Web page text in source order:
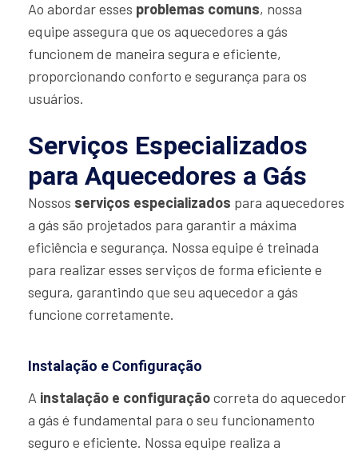
Ao abordar esses problemas comuns, nossa
equipe assegura que os aquecedores a gás
funcionem de maneira segura e eficiente,
proporcionando conforto e segurança para os
usuários.
Serviços Especializados
para Aquecedores a Gás
Nossos serviços especializados para aquecedores
a gás são projetados para garantir a máxima
eficiência e segurança. Nossa equipe é treinada
para realizar esses serviços de forma eficiente e
segura, garantindo que seu aquecedor a gás
funcione corretamente.
Instalação e Configuração
A instalação e configuraçãocorreta do aquecedor
a gás é fundamental para o seu funcionamento
seguro e eficiente. Nossa equipe realiza a